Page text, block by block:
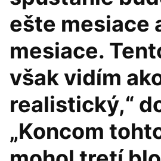
ešte mesiace
mesiace.
však vidím
realistický,“
„Koncom